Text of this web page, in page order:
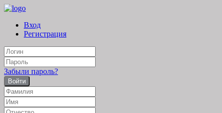
Вход
Регистрация
Забыли пароль?
Войти